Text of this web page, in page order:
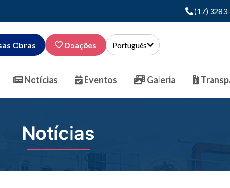
(17)
Obras Doações Português
Notícias Eventos Galeria
Notícias